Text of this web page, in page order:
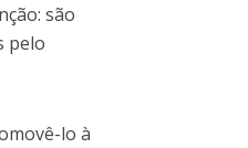
são
pelo
lo à